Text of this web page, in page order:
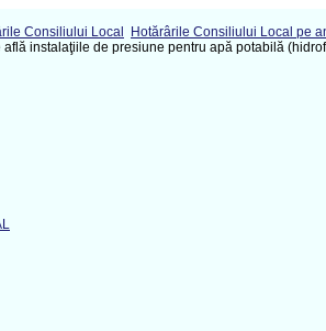
Consiliului Local Hotărârile Consiliului Local pe
instalaţiile de presiune pentru apă potabilă